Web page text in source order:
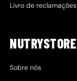
Livro de reclamações
NUTRYSTORE
Sobre nós